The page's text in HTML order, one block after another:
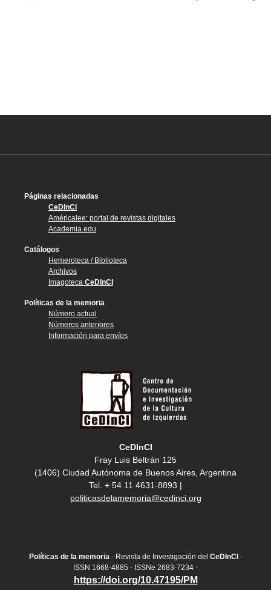
Páginas relacionadas
CeDInCI
Américalee: portal de revistas digitales
Academia.edu
Catálogos
Hemeroteca / Biblioteca
Archivos
Imagoteca CeDInCI
Políticas de la memoria
Número actual
Números anteriores
Información para envíos
CeDInCI
Fray Luis Beltrán 125
(1406) Ciudad Autónoma de Buenos Aires, Argentina
Tel. + 54 11 4631-8893 |
politicasdelamemoria@cedinci.org
Políticas de la memoria- Revista de Investigación del CeDInCI -
ISSN 1668-4885 - ISSNe 2683-7234 -
https://doi.org/10.47195/PM